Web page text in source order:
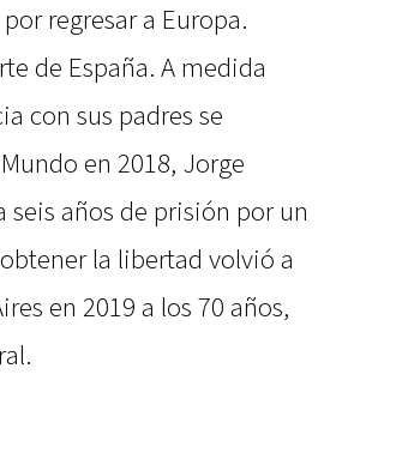
regresar a Europa.
de España. A medida
con sus padres se
en 2018, Jorge
seis años de prisión por un
la libertad volvió a
en 2019 a los 70 años,